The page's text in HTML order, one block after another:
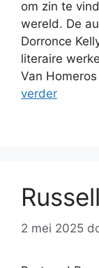
om zin te
wereld. De
Dorronce
literaire
Van
verder
Russell
2 mei 2025